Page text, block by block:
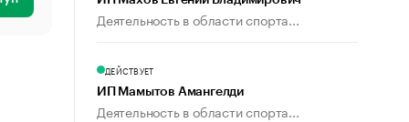
Деятельность в области спорта...
ДЕЙСТВУЕТ
ИП Мамытов Амангелди
Деятельность в области спорта...